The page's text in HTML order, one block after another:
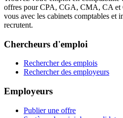
offres pour CPA, CGA, CMA, CA et
vous avec les cabinets comptables et
recrutent.
Chercheurs d'emploi
Rechercher des emplois
Rechercher des employeurs
Employeurs
Publier une offre